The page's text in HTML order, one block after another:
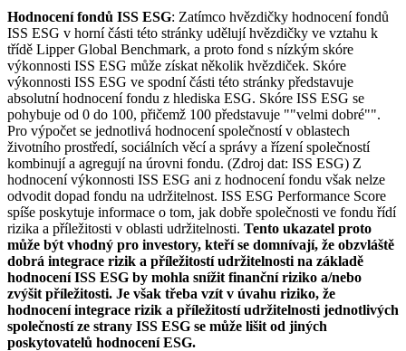
Hodnocení fondů ISS ESG: Zatímco hvězdičky hodnocení fondů
ISS ESG v horní části této stránky udělují hvězdičky ve vztahu k
třídě Lipper Global Benchmark, a proto fond s nízkým skóre
výkonnosti ISS ESG může získat několik hvězdiček. Skóre
výkonnosti ISS ESG ve spodní části této stránky představuje
absolutní hodnocení fondu z hlediska ESG. Skóre ISS ESG se
pohybuje od 0 do 100, přičemž 100 představuje ""velmi dobré"".
Pro výpočet se jednotlivá hodnocení společností v oblastech
životního prostředí, sociálních věcí a správy a řízení společností
kombinují a agregují na úrovni fondu. (Zdroj dat: ISS ESG) Z
hodnocení výkonnosti ISS ESG ani z hodnocení fondu však nelze
odvodit dopad fondu na udržitelnost. ISS ESG Performance Score
spíše poskytuje informace o tom, jak dobře společnosti ve fondu řídí
rizika a příležitosti v oblasti udržitelnosti. Tento ukazatel proto
může být vhodný pro investory, kteří se domnívají, že obzvláště
dobrá integrace rizik a příležitostí udržitelnosti na základě
hodnocení ISS ESG by mohla snížit finanční riziko a/nebo
zvýšit příležitosti. Je však třeba vzít v úvahu riziko, že
hodnocení integrace rizik a příležitostí udržitelnosti jednotlivých
společností ze strany ISS ESG se může lišit od jiných
poskytovatelů hodnocení ESG.